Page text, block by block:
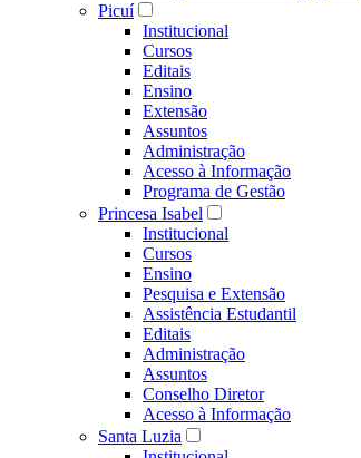
Picuí
Institucional
Cursos
Editais
Ensino
Extensão
Assuntos
Administração
Acesso à Informação
Programa de Gestão
Princesa Isabel
Institucional
Cursos
Ensino
Pesquisa e Extensão
Assistência Estudantil
Editais
Administração
Assuntos
Conselho Diretor
Acesso à Informação
Santa Luzia